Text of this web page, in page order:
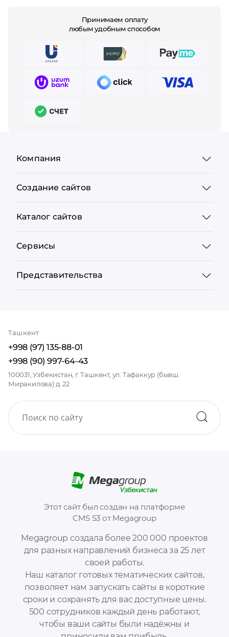
Принимаем оплату
любым удобным способом
Megagroup создала более 200 000 проектов
для разных направлений бизнеса за 25 лет
своей работы.
Наш каталог готовых тематических сайтов,
позволяет нам запускать сайты в короткие
сроки и сохранять для вас доступные цены.
500 сотрудников каждый день работают,
чтобы ваши сайты были надёжны и
Этот сайт был создан на платформе
CMS S3 от Megagroup
Компания
Создание сайтов
Каталог сайтов
Сервисы
Представительства
Ташкент
+998 (97) 135-88-01
+998 (90) 997-64-43
100031, Узбекистан, г. Ташкент, ул. Тафаккур (бывш.
Миракилова) д. 22